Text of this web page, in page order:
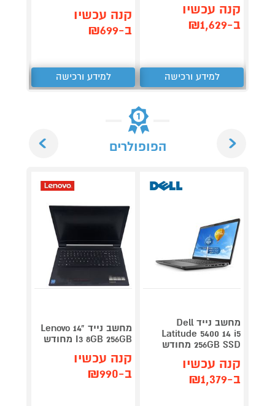
קנה עכשיו
ב-₪1,629
למידע ורכישה
קנה עכשיו
ב-₪699
למידע ורכישה
הפופולרים
מחשב נייד Dell
Latitude 5400 14 i5
256GB SSD מחודש
קנה עכשיו
ב-₪1,379
מחשב נייד Lenovo 14"
I3 8GB 256GB מחודש
קנה עכשיו
ב-₪990